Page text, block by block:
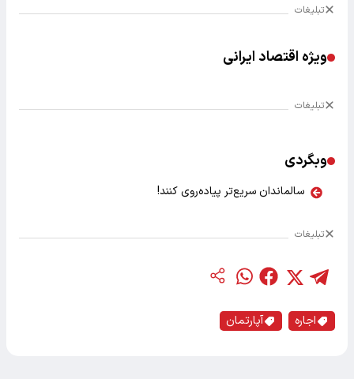
تبلیغات
ویژه اقتصاد ایرانی
تبلیغات
وبگردی
سالماندان سریع‌تر پیاده‌روی کنند!
تبلیغات
اجاره آپارتمان